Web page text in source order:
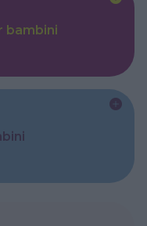
bambini